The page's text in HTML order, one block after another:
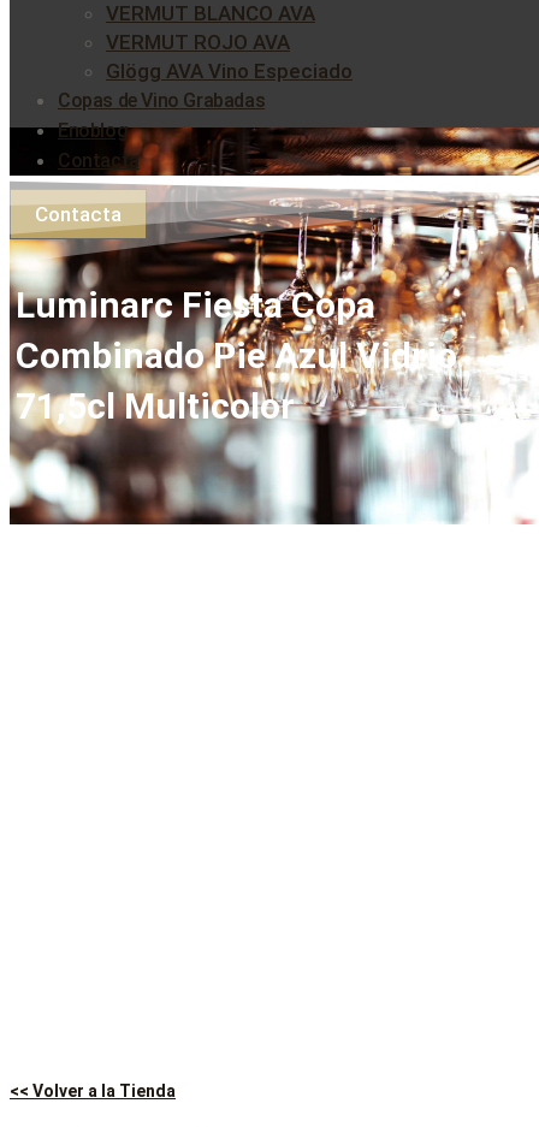
VERMUT BLANCO AVA
VERMUT ROJO AVA
Glögg AVA Vino Especiado
Copas de Vino Grabadas
Enoblog
Contacta
Contacta
Luminarc Fiesta Copa
Combinado Pie Azul Vidrio
71,5cl Multicolor
<< Volver a la Tienda